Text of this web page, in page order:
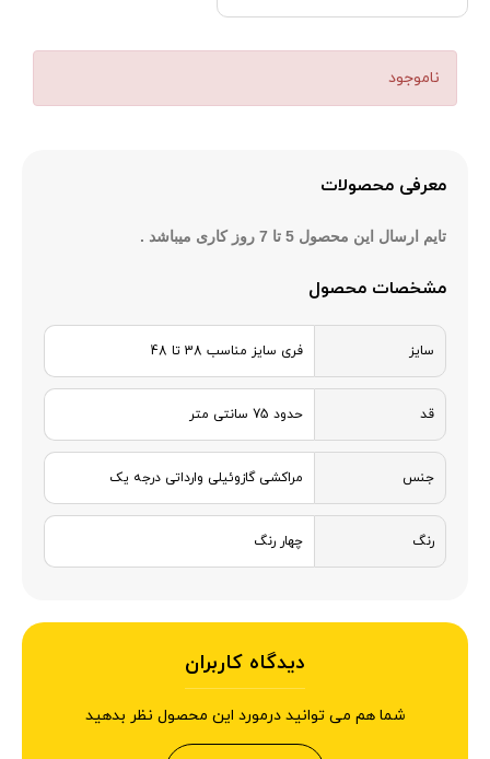
ناموجود
معرفی محصولات
تایم ارسال این محصول 5 تا 7 روز کاری میباشد .
مشخصات محصول
سایز فری سایز مناسب 38 تا 48
قد حدود 75 سانتی متر
جنس مراکشی گازوئیلی وارداتی درجه یک
رنگ چهار رنگ
دیدگاه کاربران
شما هم می توانید درمورد این محصول نظر بدهید